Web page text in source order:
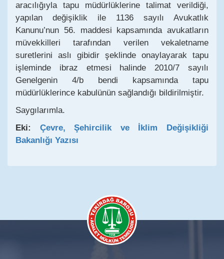
aracılığıyla tapu müdürlüklerine talimat verildiği,
yapılan değişiklik ile 1136 sayılı Avukatlık
Kanunu’nun 56. maddesi kapsamında avukatların
müvekkilleri tarafından verilen vekaletname
suretlerini aslı gibidir şeklinde onaylayarak tapu
işleminde ibraz etmesi halinde 2010/7 sayılı
Genelgenin 4/b bendi kapsamında tapu
müdürlüklerince kabulünün sağlandığı bildirilmiştir.
Saygılarımla.
Eki: Çevre, Şehircilik ve İklim Değişikliği
Bakanlığı Yazısı